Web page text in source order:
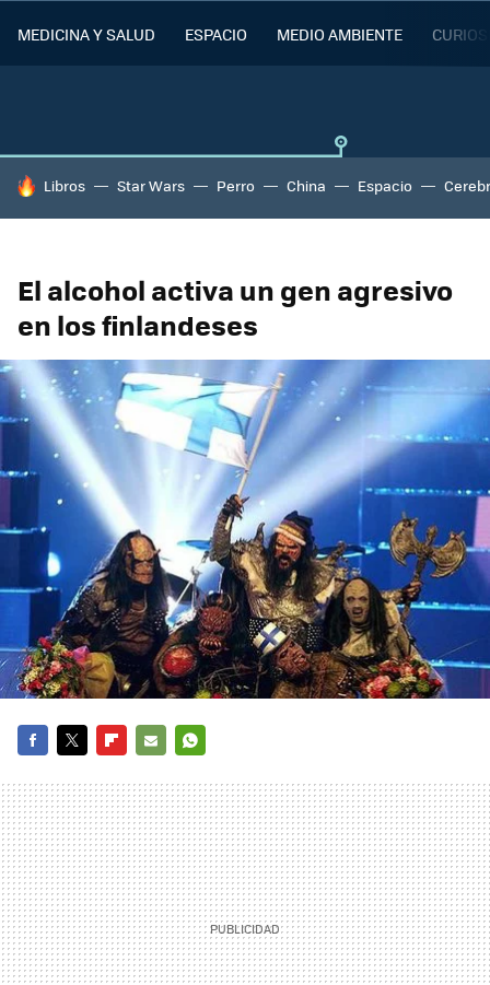
MEDICINA Y SALUD ESPACIO MEDIO AMBIENTE
HOY SE HABLA DE
Libros Star Wars Perro China Espacio
El alcohol activa un gen agresivo
en los finlandeses
MAIL